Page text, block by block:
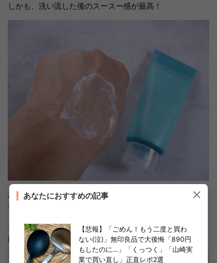
しかも、洗い流した後のスースー感が最高！
お風呂上がりに扇風機の風を浴びると爽快感MAXで、ク
セになる気持ちよさでした。
シトラス系の香りも爽やかで、暑い日のバスタイムを快適
にしてくれるアイテムです。
あなたにおすすめの記事
【悲報】「ごめん！もう二度と買わ
ない(泣)」無印良品で大後悔「890円
もしたのに…」「くっつく」「山崎実
業で買い直し」正直レポ2選